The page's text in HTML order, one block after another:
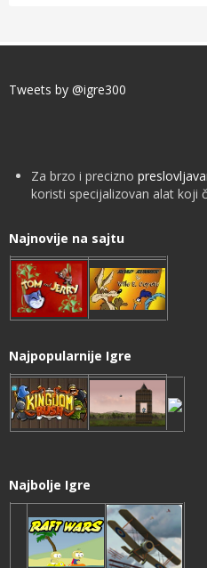
Tweets by @igre300
Za brzo i precizno
koristi specijalizovan alat koji
Najnovije na sajtu
Najpopularnije Igre
Najbolje Igre